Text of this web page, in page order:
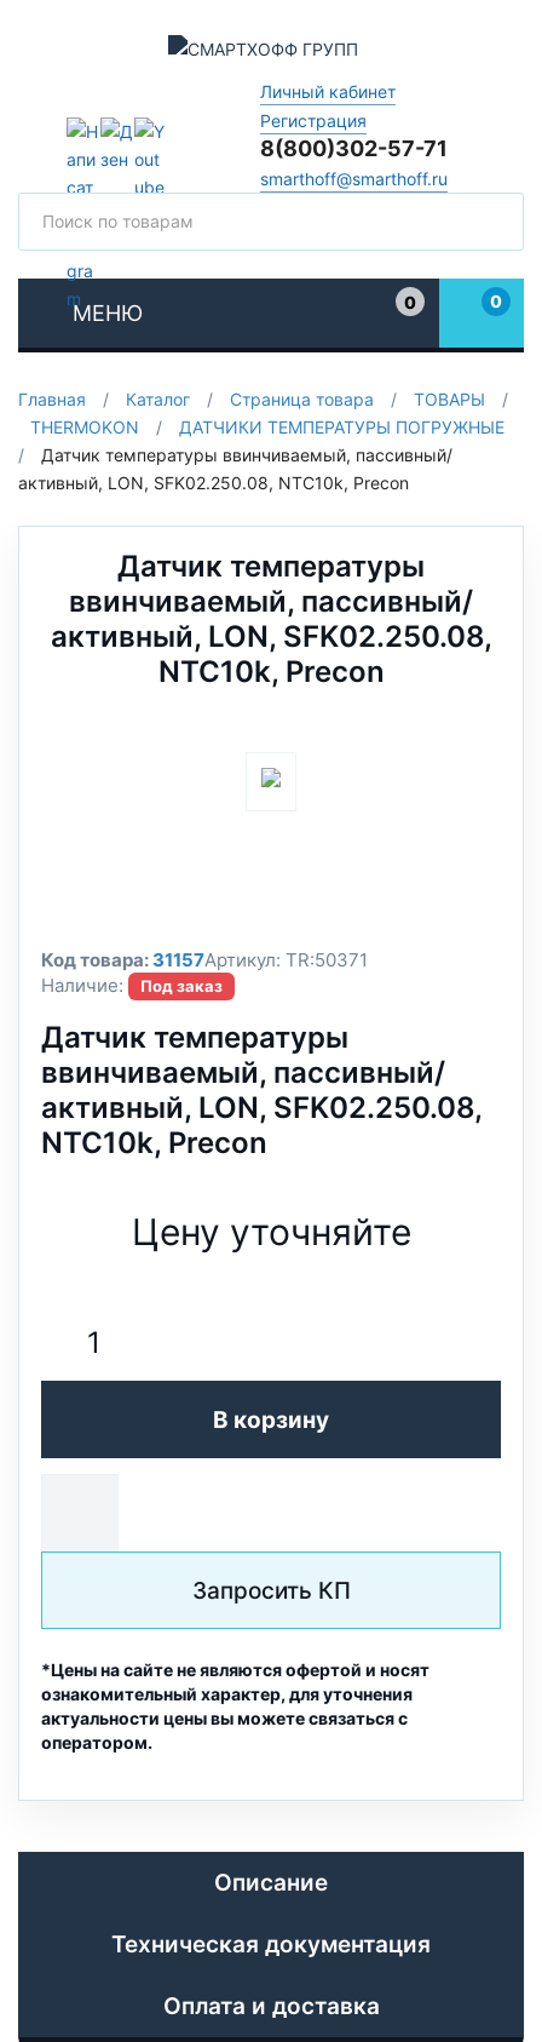
Личный кабинет
Регистрация
8(800)302-57-71
smarthoff@smarthoff.ru
МЕНЮ
0
0
Главная / Каталог / Страница товара / ТОВАРЫ
/
THERMOKON
/
ДАТЧИКИ ТЕМПЕРАТУРЫ ПОГРУЖНЫЕ
/
Датчик температуры ввинчиваемый, пассивный/
активный, LON, SFK02.250.08, NTC10k, Precon
Датчик температуры
ввинчиваемый, пассивный/
активный, LON, SFK02.250.08,
NTC10k, Precon
Код товара: 31157Артикул: TR:50371
Наличие:
Под заказ
Датчик температуры
ввинчиваемый, пассивный/
активный, LON, SFK02.250.08,
NTC10k, Precon
Цену уточняйте
В корзину
Запросить КП
*Цены на сайте не являются офертой и носят
ознакомительный характер, для уточнения
актуальности цены вы можете связаться с
оператором.
Описание
Техническая документация
Оплата и доставка